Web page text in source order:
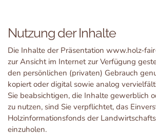
Nutzung der Inhalte
Die Inhalte der Präsentation www.holz-
zur Ansicht im Internet zur Verfügung
den persönlichen (privaten) Gebrauch
kopiert oder digital sowie analog
Sie beabsichtigen, die Inhalte gewerblich
zu nutzen, sind Sie verpflichtet, das
Holzinformationsfonds der
einzuholen.